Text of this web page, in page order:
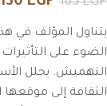
يتناول المؤلف في
الضوء على
التهميش. يحلل
الثقافة إلى موقعها